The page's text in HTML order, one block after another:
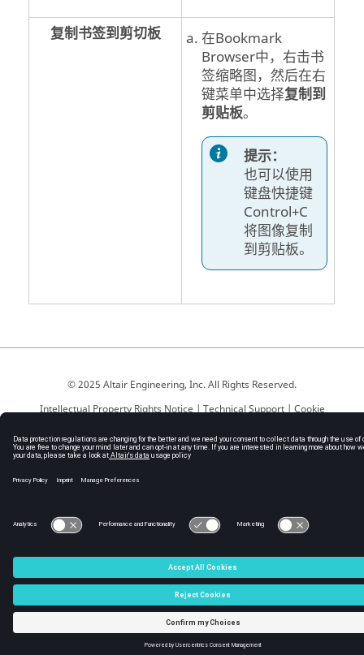
复制书签到剪切板 在Bookmark
Browser中，右击书
签缩略图，然后在右
键菜单中选择复制到
剪贴板。
提示：
也可以使用
键盘快捷键
Control+C
将图像复制
到剪贴板。
© 2025 Altair Engineering, Inc. All Rights Reserved.
Intellectual Property Rights Notice|Technical Support|Cookie
☼